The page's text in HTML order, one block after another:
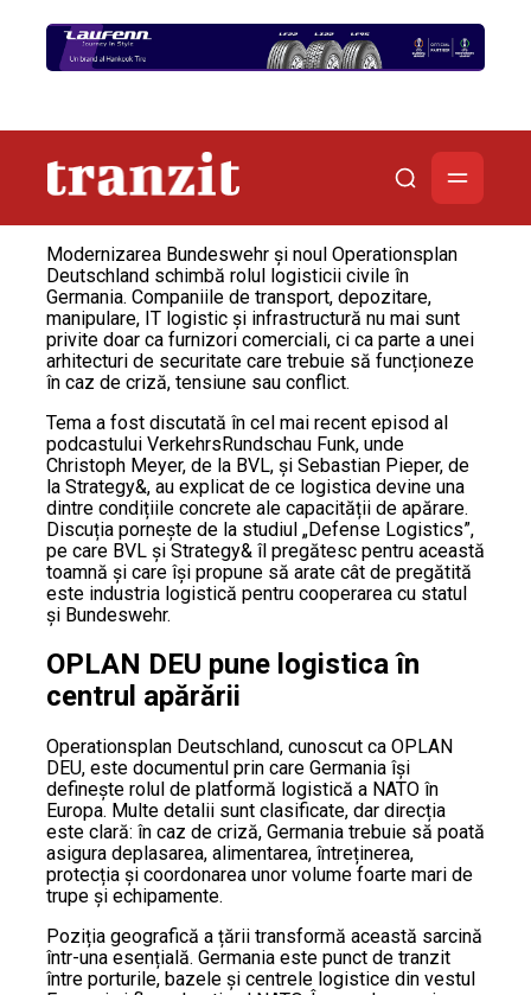
Modernizarea Bundeswehr și noul Operationsplan
Deutschland schimbă rolul logisticii civile în
Germania. Companiile de transport, depozitare,
manipulare, IT logistic și infrastructură nu mai sunt
privite doar ca furnizori comerciali, ci ca parte a unei
arhitecturi de securitate care trebuie să funcționeze
în caz de criză, tensiune sau conflict.
Tema a fost discutată în cel mai recent episod al
podcastului VerkehrsRundschau Funk, unde
Christoph Meyer, de la BVL, și Sebastian Pieper, de
la Strategy&, au explicat de ce logistica devine una
dintre condițiile concrete ale capacității de apărare.
Discuția pornește de la studiul „Defense Logistics”,
pe care BVL și Strategy& îl pregătesc pentru această
toamnă și care își propune să arate cât de pregătită
este industria logistică pentru cooperarea cu statul
și Bundeswehr.
OPLAN DEU pune logistica în
centrul apărării
Operationsplan Deutschland, cunoscut ca OPLAN
DEU, este documentul prin care Germania își
definește rolul de platformă logistică a NATO în
Europa. Multe detalii sunt clasificate, dar direcția
este clară: în caz de criză, Germania trebuie să poată
asigura deplasarea, alimentarea, întreținerea,
protecția și coordonarea unor volume foarte mari de
trupe și echipamente.
Poziția geografică a țării transformă această sarcină
într-una esențială. Germania este punct de tranzit
între porturile, bazele și centrele logistice din vestul